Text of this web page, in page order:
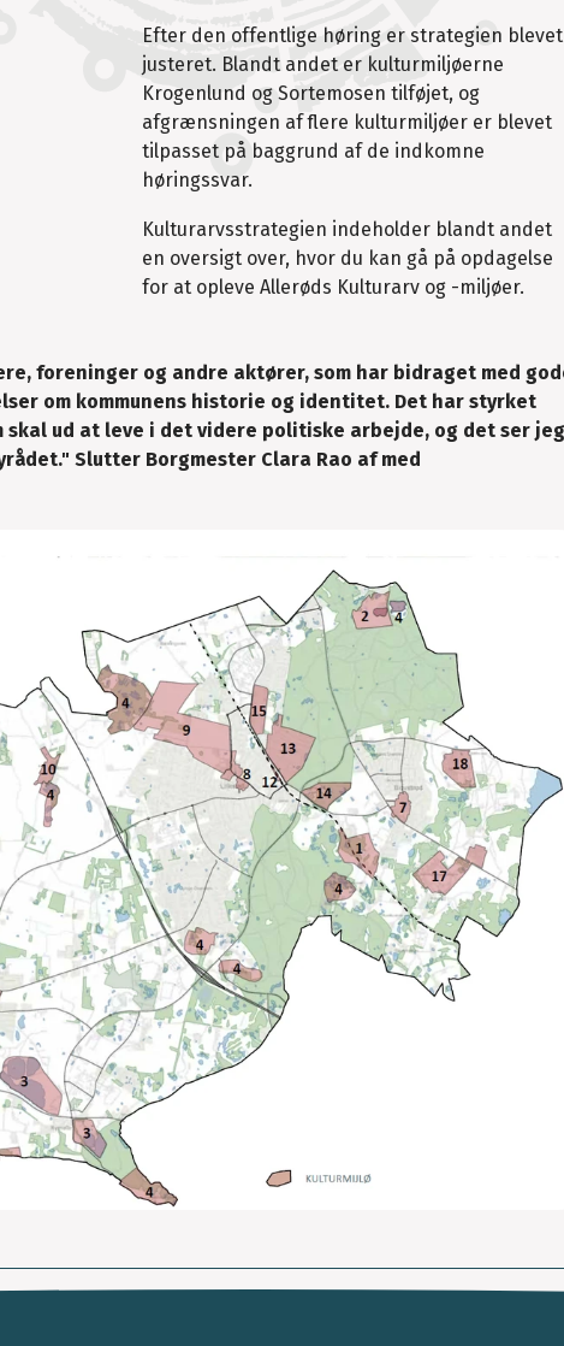
Efter den offentlige høring er strategien blevet
justeret. Blandt andet er kulturmiljøerne
Krogenlund og Sortemosen tilføjet, og
afgrænsningen af flere kulturmiljøer er blevet
tilpasset på baggrund af de indkomne
høringssvar.
Kulturarvsstrategien indeholder blandt andet
en oversigt over, hvor du kan gå på opdagelse
for at opleve Allerøds Kulturarv og -miljøer.
foreninger og andre aktører, som har bidraget med
om kommunens historie og identitet. Det har styrket
ud at leve i det videre politiske arbejde, og det ser jeg
Slutter Borgmester Clara Rao af med